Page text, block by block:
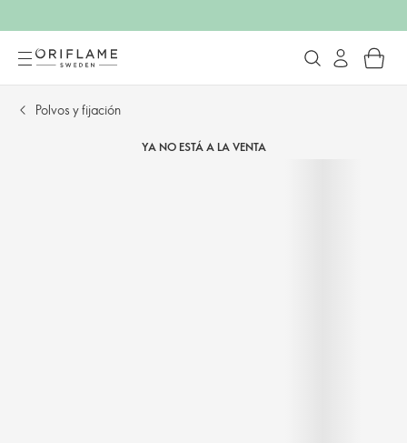
Polvos y fijación​
YA NO ESTÁ A LA VENTA